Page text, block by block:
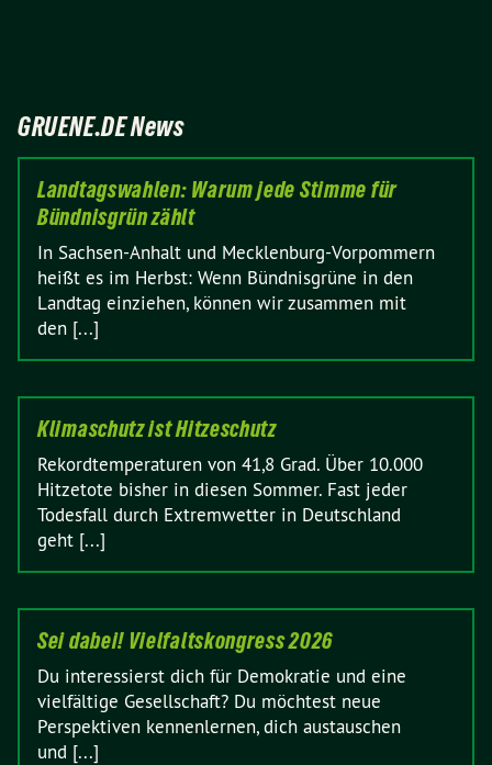
GRUENE.DE News
Landtagswahlen: Warum jede Stimme für
Bündnisgrün zählt
In Sachsen-Anhalt und Mecklenburg-Vorpommern
heißt es im Herbst: Wenn Bündnisgrüne in den
Landtag einziehen, können wir zusammen mit
den [...]
Klimaschutz ist Hitzeschutz
Rekordtemperaturen von 41,8 Grad. Über 10.000
Hitzetote bisher in diesen Sommer. Fast jeder
Todesfall durch Extremwetter in Deutschland
geht [...]
Sei dabei! Vielfaltskongress 2026
Du interessierst dich für Demokratie und eine
vielfältige Gesellschaft? Du möchtest neue
Perspektiven kennenlernen, dich austauschen
und [...]